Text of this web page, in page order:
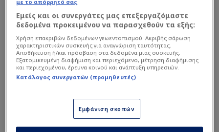
Η διοικητής Αμέλια Ουμαγιάμ, εκπρόσωπος των
Αεροπορικών Δυνάμεων του Ναυτικού των ΗΠΑ
στον Ειρηνικό, δήλωσε ότι τα δύο αεροσκάφη
ανήκαν στη Μοίρα Ηλεκτρονικής Επίθεσης
Electronic Attack Squadron 129 (VAQ-129), με έδρα
το Naval Air Station Whidbey Island.
Διαβάστε περισσότερα και δείτε βίντεο στο
με το απόρρητό σας
Εμείς και οι συνεργάτες μας επεξεργαζόμαστε
δεδομένα προκειμένου να παρασχεθούν τα εξής:
Χρήση επακριβών δεδομένων γεωεντοπισμού. Ακριβής σάρωση
χαρακτηριστικών συσκευής για αναγνώριση ταυτότητας.
Αποθήκευση ή/και πρόσβαση στα δεδομένα μιας συσκευής.
Εξατομικευμένη διαφήμιση και περιεχόμενο, μέτρηση διαφήμισης
και περιεχομένου, έρευνα κοινού και ανάπτυξη υπηρεσιών.
Κατάλογος συνεργατών (προμηθευτές)
Εμφάνιση σκοπών